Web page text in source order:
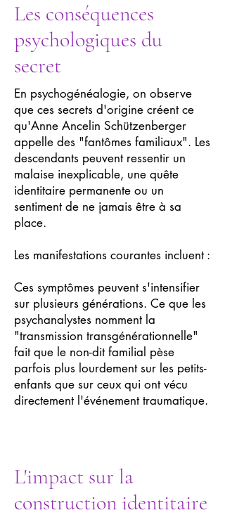
Les conséquences
psychologiques du
secret
En psychogénéalogie, on observe
que ces secrets d'origine créent ce
qu'Anne Ancelin Schützenberger
appelle des "fantômes familiaux". Les
descendants peuvent ressentir un
malaise inexplicable, une quête
identitaire permanente ou un
sentiment de ne jamais être à sa
place.
Les manifestations courantes incluent :
Ces symptômes peuvent s'intensifier
sur plusieurs générations. Ce que les
psychanalystes nomment la
"transmission transgénérationnelle"
fait que le non-dit familial pèse
parfois plus lourdement sur les petits-
enfants que sur ceux qui ont vécu
directement l'événement traumatique.
L'impact sur la
construction identitaire